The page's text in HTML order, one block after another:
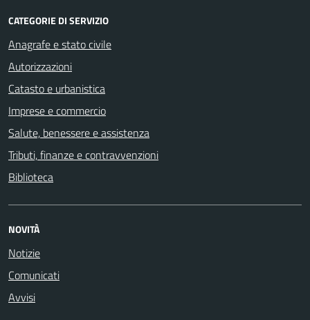
CATEGORIE DI SERVIZIO
Anagrafe e stato civile
Autorizzazioni
Catasto e urbanistica
Imprese e commercio
Salute, benessere e assistenza
Tributi, finanze e contravvenzioni
Biblioteca
NOVITÀ
Notizie
Comunicati
Avvisi